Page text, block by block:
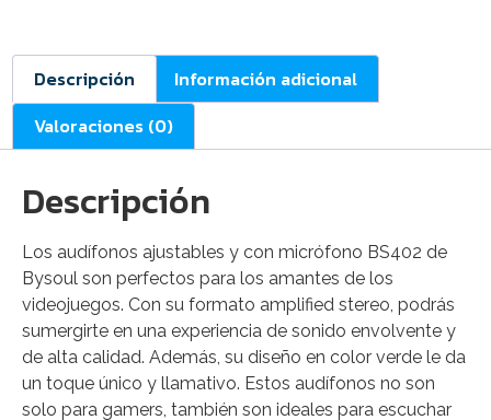
Descripción
Información adicional
Valoraciones (0)
Descripción
Los audífonos ajustables y con micrófono BS402 de
Bysoul son perfectos para los amantes de los
videojuegos. Con su formato amplified stereo, podrás
sumergirte en una experiencia de sonido envolvente y
de alta calidad. Además, su diseño en color verde le da
un toque único y llamativo. Estos audífonos no son
solo para gamers, también son ideales para escuchar